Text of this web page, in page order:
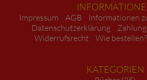
Impressum AGB
Informationen
Datenschutzerklärung
Widerrufsrecht
Wie bestellen?
KATEGORIEN